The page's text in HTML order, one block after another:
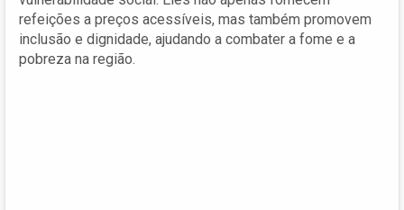
refeições a preços acessíveis, mas também promovem
inclusão e dignidade, ajudando a combater a fome e a
pobreza na região.